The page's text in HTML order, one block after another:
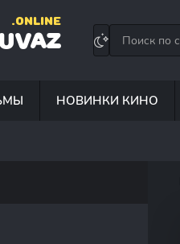
.ONLINE
НОВИНКИ КИНО